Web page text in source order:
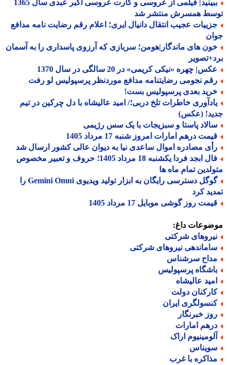
ببینید| فیلمی از عروسی و کارت عروسی اکبر عبدی سال 1365
همسرش منتشر شد
عجیب انتقال دانیال ایری؛ اعلام رقم رضایت نامه مدافع
های ماندگار|هومن؛ سربازی که آرزوی پاسداری را به آسمان
چهره «نیکی کریمی» در 20 سالگی در سال 1370
نجومی رضایتنامه مدافع موردنظر پرسپولیس لو رفت
بعدی پرسپولیس بست!
خاطرات تلخ دربی؛/ امید عالیشاه با دل چرکین در تیم
(عکس)
پاستا و سبزیجات با یک سس رژیمی
درهم امارات امروز شنبه 17 مرداد 1405
مصادره اموال ساعدی نیا به دیوان عالی کشور ارسال شد
فال ابجد فردا یکشنبه 18 مرداد 1405؛ حروف و تعبیر مخصوص
تمام ماه ها
گوگل دسترسی رایگان به ابزار تولید ویدیوی Gemini Omni را
کرد
روز گوشی موبایل 17 مرداد 1405
داغ:
شرکتی
نیروهای شرکتی
سرشناس
پرسپولیس
عالیشاه
دولت
ایران
خبرنگار
امارات
اراک
با غرب